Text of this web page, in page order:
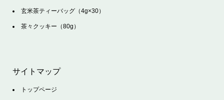
玄米茶ティーバッグ（4g×30）
茶々クッキー（80g）
サイトマップ
トップページ